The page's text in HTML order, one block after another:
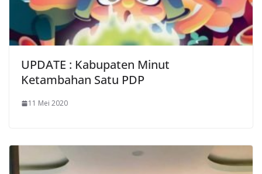
UPDATE : Kabupaten Minut
Ketambahan Satu PDP
11 Mei 2020